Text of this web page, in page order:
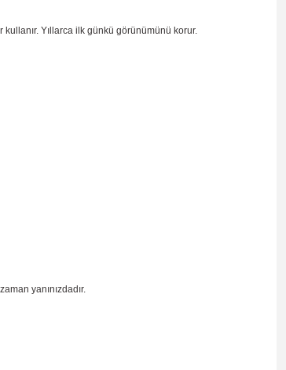
kullanır. Yıllarca ilk günkü görünümünü korur.
yanınızdadır.